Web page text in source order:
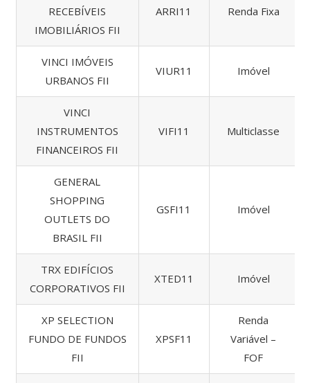
RECEBÍVEIS
IMOBILIÁRIOS FII
ARRI11 Renda Fixa
VINCI IMÓVEIS
URBANOS FII
VIUR11 Imóvel
VINCI
INSTRUMENTOS
FINANCEIROS FII
VIFI11 Multiclasse
GENERAL
SHOPPING
OUTLETS DO
BRASIL FII
GSFI11 Imóvel
TRX EDIFÍCIOS
CORPORATIVOS FII
XTED11 Imóvel
XP SELECTION
FUNDO DE FUNDOS
FII
XPSF11
Renda
Variável –
FOF